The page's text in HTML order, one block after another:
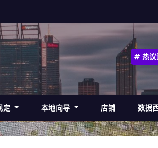
热
定 本地向导 店铺 数据